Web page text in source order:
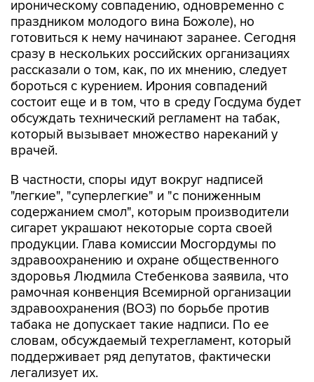
ироническому совпадению, одновременно с
праздником молодого вина Божоле), но
готовиться к нему начинают заранее. Сегодня
сразу в нескольких российских организациях
рассказали о том, как, по их мнению, следует
бороться с курением. Ирония совпадений
состоит еще и в том, что в среду Госдума будет
обсуждать технический регламент на табак,
который вызывает множество нареканий у
врачей.
В частности, споры идут вокруг надписей
"легкие", "суперлегкие" и "с пониженным
содержанием смол", которым производители
сигарет украшают некоторые сорта своей
продукции. Глава комиссии Мосгордумы по
здравоохранению и охране общественного
здоровья Людмила Стебенкова заявила, что
рамочная конвенция Всемирной организации
здравоохранения (ВОЗ) по борьбе против
табака не допускает такие надписи. По ее
словам, обсуждаемый техрегламент, который
поддерживает ряд депутатов, фактически
легализует их.